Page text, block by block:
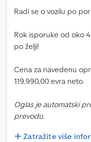
Radi se o vozilu po
Rok isporuke od oko
po želji!
Cena za navedenu
119.990,00 evra neto.
Oglas je automatski
prevodu.
Zatražite više